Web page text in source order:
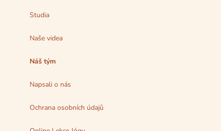
Studia
Naše videa
Náš tým
Napsali o nás
Ochrana osobních údajů